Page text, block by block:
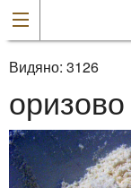
Видяно: 3126